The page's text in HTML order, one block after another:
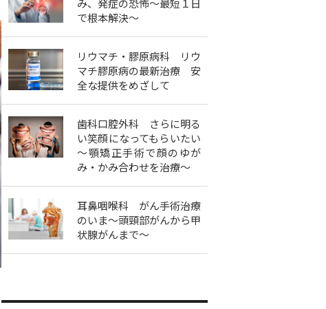
み、発症の恐怖～最短１日
で根本解決～
リウマチ・膠原病科 リウ
マチ膠原病の最新治療 安
全な提供をめざして
歯科口腔外科 さらに明る
い笑顔になってもらいたい
～顎矯正手術で顔のゆが
み・かみ合わせを治療～
耳鼻咽喉科 がん手術治療
のいま～頭頸部がんから甲
状腺がんまで～